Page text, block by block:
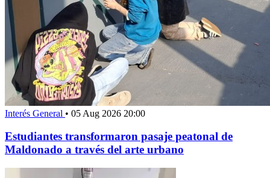
Interés General • 05 Aug 2026 20:00
Estudiantes transformaron pasaje peatonal de
Maldonado a través del arte urbano